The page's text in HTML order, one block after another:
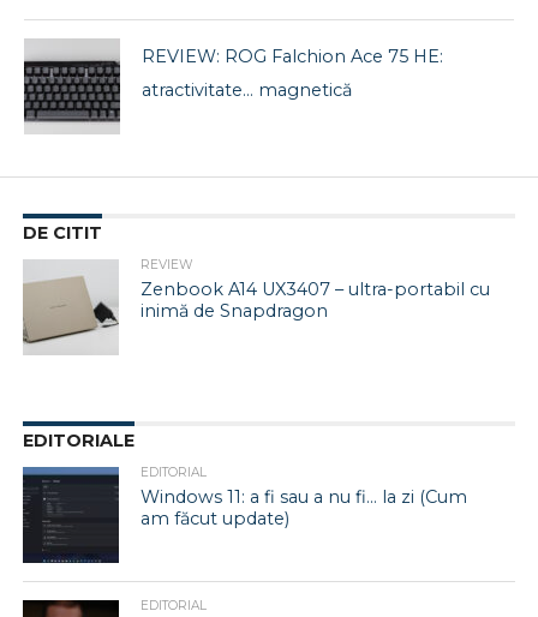
REVIEW: ROG Falchion Ace 75 HE:
atractivitate… magnetică
DE CITIT
REVIEW
Zenbook A14 UX3407 – ultra-portabil cu
inimă de Snapdragon
EDITORIALE
EDITORIAL
Windows 11: a fi sau a nu fi… la zi (Cum
am făcut update)
EDITORIAL